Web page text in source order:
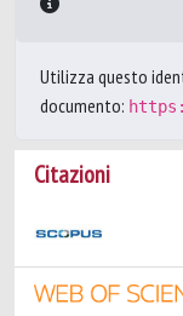
Utilizza questo
documento:
Citazioni